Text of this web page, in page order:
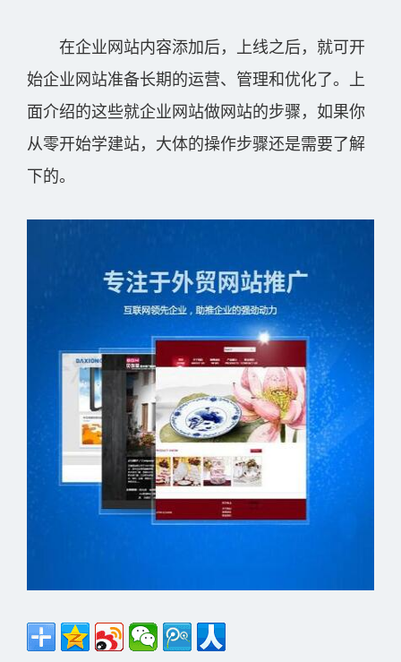
在企业网站内容添加后，上线之后，就可开
始企业网站准备长期的运营、管理和优化了。上
面介绍的这些就企业网站做网站的步骤，如果你
从零开始学建站，大体的操作步骤还是需要了解
下的。